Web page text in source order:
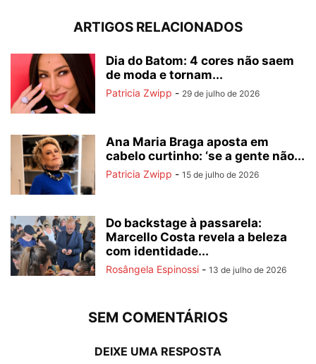
ARTIGOS RELACIONADOS
Dia do Batom: 4 cores não saem
de moda e tornam...
Patricia Zwipp - 29 de julho de 2026
Ana Maria Braga aposta em
cabelo curtinho: ‘se a gente não...
Patricia Zwipp - 15 de julho de 2026
Do backstage à passarela:
Marcello Costa revela a beleza
com identidade...
Rosângela Espinossi - 13 de julho de 2026
SEM COMENTÁRIOS
DEIXE UMA RESPOSTA